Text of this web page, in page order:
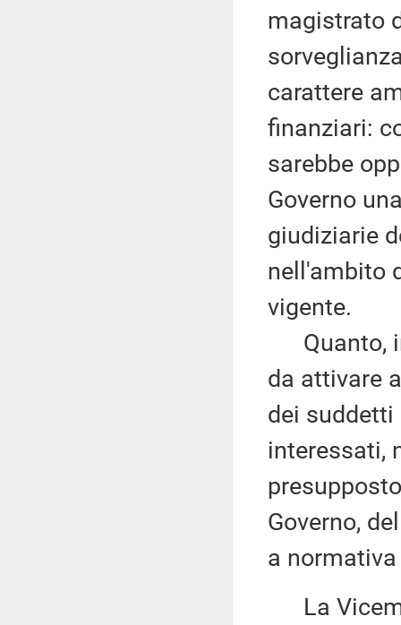
magistrato
carattere
finanziari:
sarebbe
Governo
giudiziarie
nell'ambito
vigente.
Quanto,
da attivare
dei
interessati,
Governo,
a
La